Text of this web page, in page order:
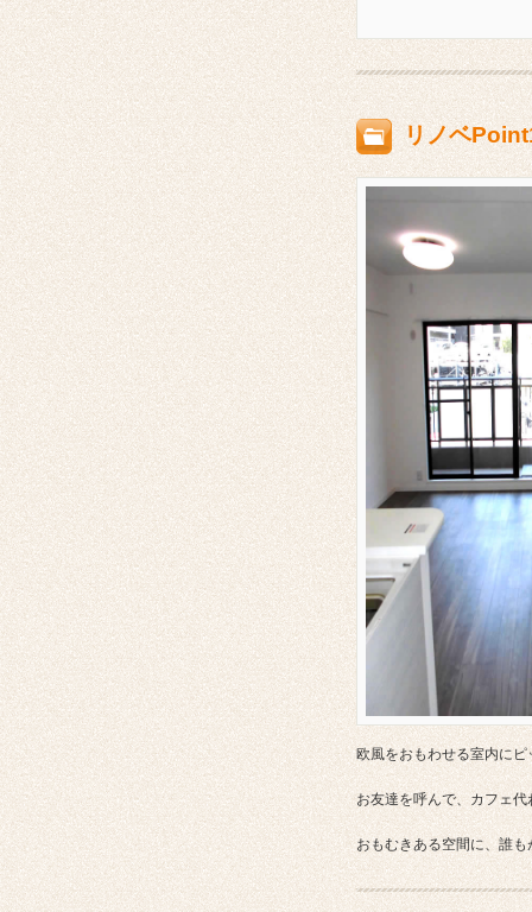
リノベ
欧風をおもわせる室内に
お友達を呼んで、カフェ
おもむきある空間に、誰